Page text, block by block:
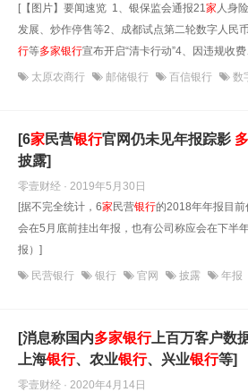
[【图片】要闻速览 1、银保监会通报21家 人身
发展、炒作停售等2、成都试点第二轮数字人民
行等多家银行宣布开启“清卡行动”4、因违规收
太原农商行 邮储银行 百信银行 数
[6家民营银行官网仍未见年报踪影 多
披露]
零壹财经 · 2019年5月30日
[据不完全统计，6家民营银行的2018年年报目前
会在5月底前挂出年报，也有公司称应会在下半
报）]
民营银行 银行 官网 披露 年报
[消息称国内多家银行上百万客户数
上海银行、农业银行、兴业银行等]
零壹财经 · 2020年4月14日